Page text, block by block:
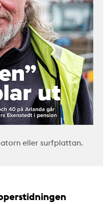
eller surfplattan.